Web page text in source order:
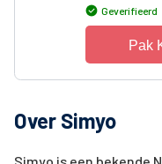
Geverifieerd
Pak
Over Simyo